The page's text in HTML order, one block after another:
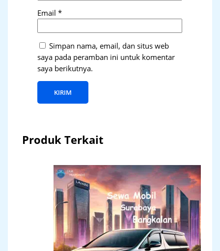
Email*
Simpan nama, email, dan situs web
saya pada peramban ini untuk komentar
saya berikutnya.
Produk Terkait